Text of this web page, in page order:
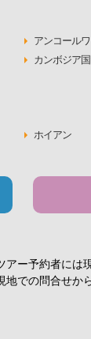
アンコール
カンボジア
ホイアン
アー予約者には
地での問合せか